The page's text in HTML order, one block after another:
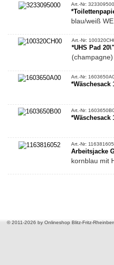
Art.-Nr:
blau/weiß
Art.-Nr:
*UHS Pad
(champagne)
Art.-Nr:
*Wäschesack
Art.-Nr:
*Wäschesack
Art.-Nr:
Arbeitsjacke
kornblau mit
©2011-2026 by Onlineshop Blitz-Fritz-